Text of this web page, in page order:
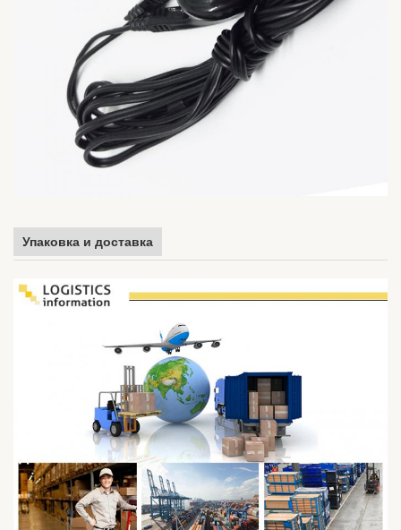
Упаковка и доставка